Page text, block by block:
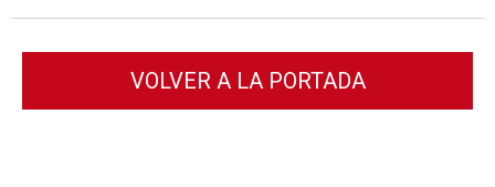
VOLVER A LA PORTADA